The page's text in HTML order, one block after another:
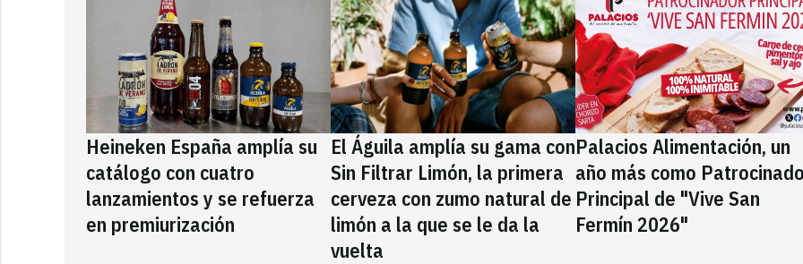
Heineken España amplía su
catálogo con cuatro
lanzamientos y se refuerza
en premiurización
El Águila amplía su gama con
Sin Filtrar Limón, la primera
cerveza con zumo natural de
limón a la que se le da la
vuelta
Palacios Alimentación, un
año más como
Principal de "Vive San
Fermín 2026"